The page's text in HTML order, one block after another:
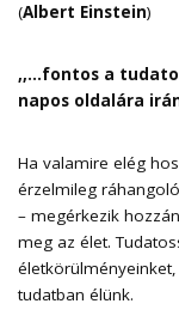
(Albert Einstein)
,,…fontos a
napos oldalára
Ha valamire elég
érzelmileg
– megérkezik
meg az élet.
tudatban élünk.